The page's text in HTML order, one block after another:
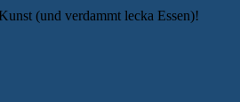
(und verdammt lecka Essen)!